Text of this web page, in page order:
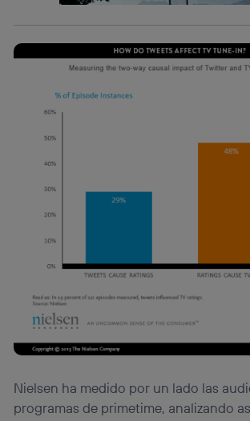
Nielsen ha medido por un lado las
programas de primetime, analizando
“Administrar Utiq” en la parte inferior de
visitando el portal de privacidad de Utiq
(“consenthub”). Para más información,
política de privacidad de Utiq.